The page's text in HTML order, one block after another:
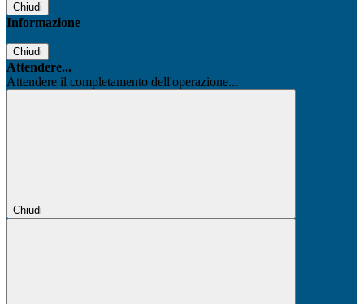
Chiudi
Informazione
Chiudi
Attendere...
Attendere il completamento dell'operazione...
Chiudi